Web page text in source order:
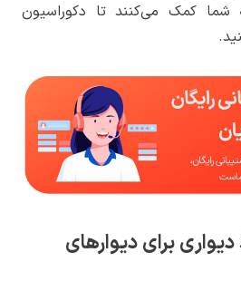
شما کمک می‌کنند تا دکوراسیون
دیواری برای دیوارهای